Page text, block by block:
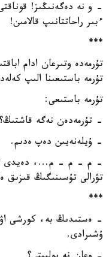
- و نە دەگەنىڭىز!
ءبىر راحاتتانىپ قالامىن!
***
تۇرمەدە وتىرعان ادام
تۇرمە باستىعىنا الىپ
تۇرمە باستىعى:
- تۇرمەدەن نەگە
- ۇيلەنەيىن دەپ ەدىم.
- م - م - م...، دەيدى
تۋرالى تۇسىنىگىڭ قىزىق
***
- ەستىدىڭ بە، كورشى
ۇشىرادى.